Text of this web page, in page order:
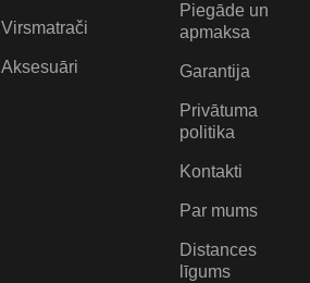
Virsmatrači
Aksesuāri
Piegāde un
apmaksa
Garantija
Privātuma
politika
Kontakti
Par mums
Distances
līgums